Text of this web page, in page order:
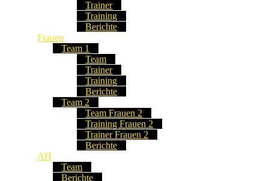
Trainer
Training
Berichte
Frauen
Team 1
Team
Trainer
Training
Berichte
Team 2
Team Frauen 2
Training Frauen 2
Trainer Frauen 2
Berichte
AH
Team
Berichte